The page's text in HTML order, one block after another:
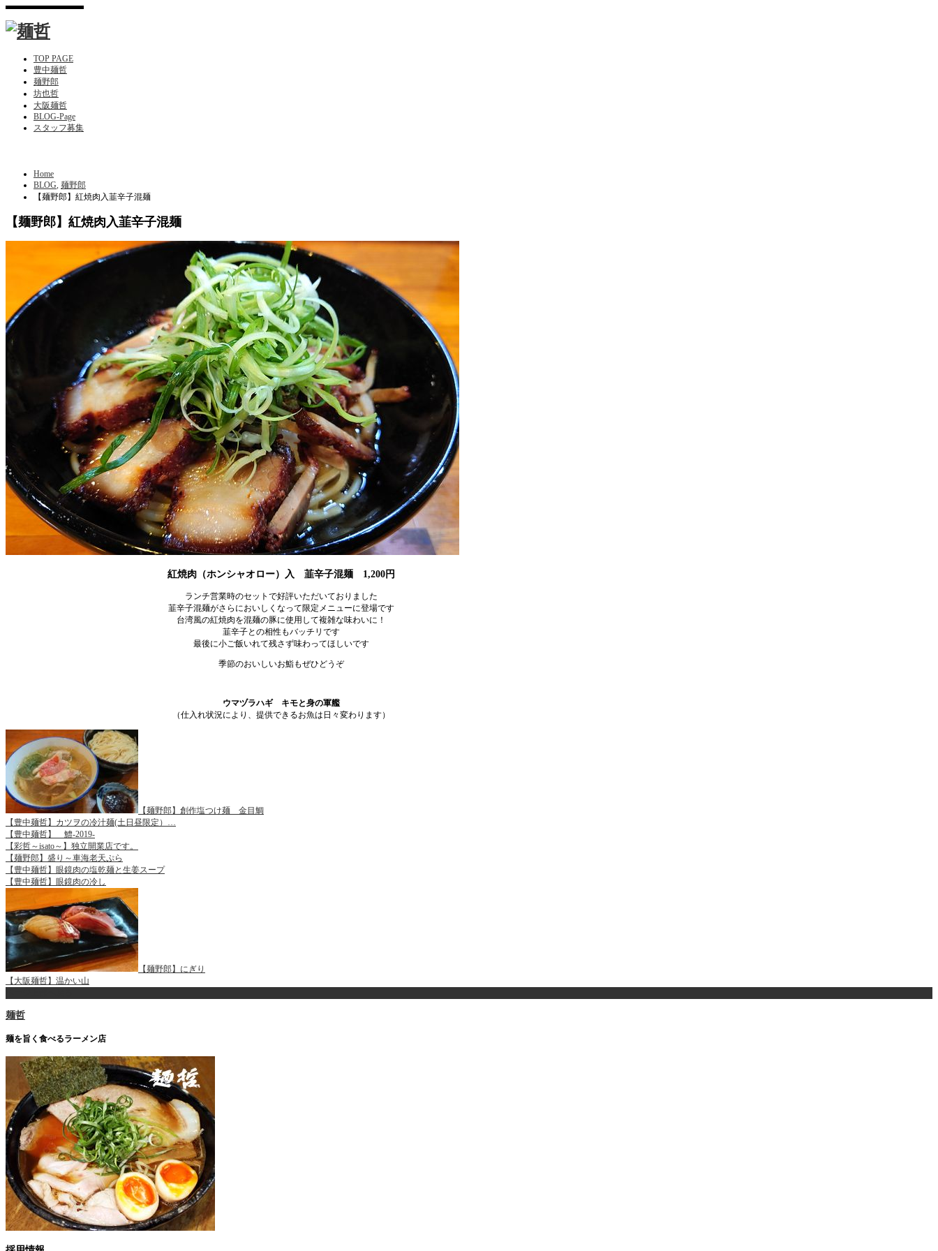
TOP PAGE
豊中麺哲
麺野郎
坊也哲
大阪麺哲
BLOG-Page
スタッフ募集
Home
BLOG, 麺野郎
【麺野郎】紅焼肉入韮辛子混麺
【麺野郎】紅焼肉入韮辛子混麺
紅焼肉（ホンシャオロー）入 韮辛子混麺 1,200円
ランチ営業時のセットで好評いただいておりました
韮辛子混麺がさらにおいしくなって限定メニューに登場です
台湾風の紅焼肉を混麺の豚に使用して複雑な味わいに！
韮辛子との相性もバッチリです
最後に小ご飯いれて残さず味わってほしいです
季節のおいしいお鮨もぜひどうぞ
ウマヅラハギ キモと身の軍艦
（仕入れ状況により、提供できるお魚は日々変わります）
【麺野郎】創作塩つけ麺 金目鯛
【豊中麺哲】カツヲの冷汁麺(土日昼限定）…
【豊中麺哲】 鱧-2019-
【彩哲～isato～】独立開業店です。
【麺野郎】盛り～車海老天ぷら
【豊中麺哲】眼鏡肉の塩乾麺と生姜スープ
【豊中麺哲】眼鏡肉の冷し
【麺野郎】にぎり
【大阪麺哲】温かい山
麺哲
麺を旨く食べるラーメン店